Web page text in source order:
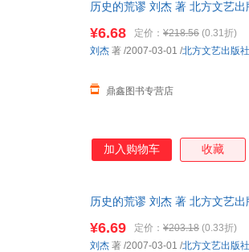
天就要为中国呼喊一天；假如
历史的荒谬 刘杰 著 北方文艺
¥6.68 定价： ¥218.56 (0.31折)
鼎鑫图书专营店
刘杰 著 /2007-03-01 /北方文艺出版社
加入购物车 收藏
历史的荒谬 刘杰 著 北方文艺
¥6.69 定价： ¥203.18 (0.33折)
刘杰 著 /2007-03-01 /北方文艺出版社